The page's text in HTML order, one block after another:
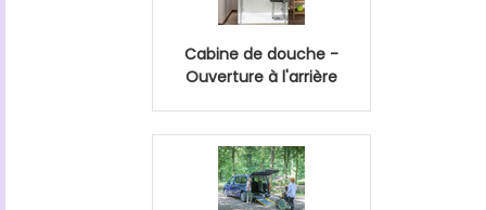
Cabine de douche -
Ouverture à l'arrière